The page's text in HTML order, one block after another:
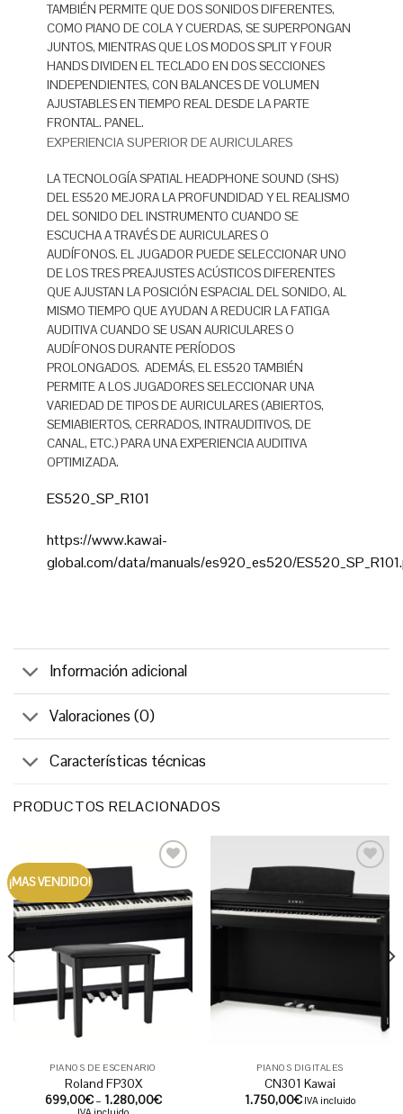
TAMBIÉN PERMITE QUE DOS SONIDOS DIFERENTES,
COMO PIANO DE COLA Y CUERDAS, SE SUPERPONGAN
JUNTOS, MIENTRAS QUE LOS MODOS SPLIT Y FOUR
HANDS DIVIDEN EL TECLADO EN DOS SECCIONES
INDEPENDIENTES, CON BALANCES DE VOLUMEN
AJUSTABLES EN TIEMPO REAL DESDE LA PARTE
FRONTAL. PANEL.
EXPERIENCIA SUPERIOR DE AURICULARES
LA TECNOLOGÍA SPATIAL HEADPHONE SOUND (SHS)
DEL ES520 MEJORA LA PROFUNDIDAD Y EL REALISMO
DEL SONIDO DEL INSTRUMENTO CUANDO SE
ESCUCHA A TRAVÉS DE AURICULARES O
AUDÍFONOS. EL JUGADOR PUEDE SELECCIONAR UNO
DE LOS TRES PREAJUSTES ACÚSTICOS DIFERENTES
QUE AJUSTAN LA POSICIÓN ESPACIAL DEL SONIDO, AL
MISMO TIEMPO QUE AYUDAN A REDUCIR LA FATIGA
AUDITIVA CUANDO SE USAN AURICULARES O
AUDÍFONOS DURANTE PERÍODOS
PROLONGADOS. ADEMÁS, EL ES520 TAMBIÉN
PERMITE A LOS JUGADORES SELECCIONAR UNA
VARIEDAD DE TIPOS DE AURICULARES (ABIERTOS,
SEMIABIERTOS, CERRADOS, INTRAUDITIVOS, DE
CANAL, ETC.) PARA UNA EXPERIENCIA AUDITIVA
OPTIMIZADA.
ES520_SP_R101
https://www.kawai-
global.com/data/manuals/es920_es520/
Información adicional
Valoraciones (0)
Características técnicas
PRODUCTOS RELACIONADOS
¡MAS VENDIDO!
a la
lista de
PIANOS DE ESCENARIO
Roland FP30X
699,00€– 1.280,00€
Añadir
a la
deseos
PIANOS DIGITALES
CN301 Kawai
1.750,00€ IVA incluido